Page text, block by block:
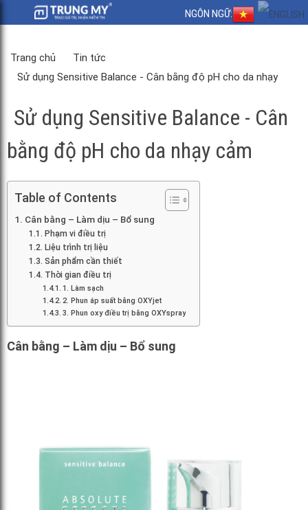
NGÔN NGỮ:
Trang chủ
Tin tức
Sử dụng Sensitive Balance - Cân bằng độ pH cho da nhạy
Sử dụng Sensitive Balance - Cân
bằng độ pH cho da nhạy cảm
Table of Contents
Cân bằng – Làm dịu – Bổ sung
Phạm vi điều trị
Liệu trình trị liệu
Sản phẩm cần thiết
Thời gian điều trị
1. Làm sạch
2. Phun áp suất bằng OXYjet
3. Phun oxy điều trị bằng OXYspray
Cân bằng – Làm dịu – Bổ sung